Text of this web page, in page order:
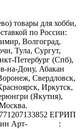
товары для хобби,
по России:
Волгоград,
Тула, Сургут,
Петербург (Спб),
на-Дону, Абакан
Свердловск,
Иркутск,
(Якутия),
ЕГРИП
Арт-
: